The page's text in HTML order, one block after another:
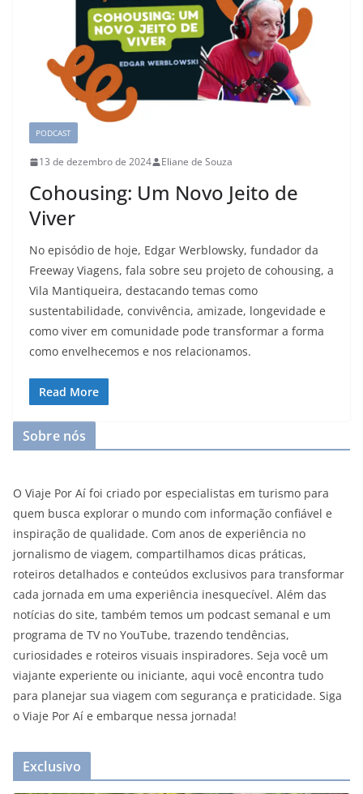
PODCAST
13 de dezembro de 2024 Eliane de Souza
Cohousing: Um Novo Jeito de
Viver
No episódio de hoje, Edgar Werblowsky, fundador da
Freeway Viagens, fala sobre seu projeto de cohousing, a
Vila Mantiqueira, destacando temas como
sustentabilidade, convivência, amizade, longevidade e
como viver em comunidade pode transformar a forma
como envelhecemos e nos relacionamos.
Read More
Sobre nós
O Viaje Por Aí foi criado por especialistas em turismo para
quem busca explorar o mundo com informação confiável e
inspiração de qualidade. Com anos de experiência no
jornalismo de viagem, compartilhamos dicas práticas,
roteiros detalhados e conteúdos exclusivos para transformar
cada jornada em uma experiência inesquecível. Além das
notícias do site, também temos um podcast semanal e um
programa de TV no YouTube, trazendo tendências,
curiosidades e roteiros visuais inspiradores. Seja você um
viajante experiente ou iniciante, aqui você encontra tudo
para planejar sua viagem com segurança e praticidade. Siga
o Viaje Por Aí e embarque nessa jornada!
Exclusivo